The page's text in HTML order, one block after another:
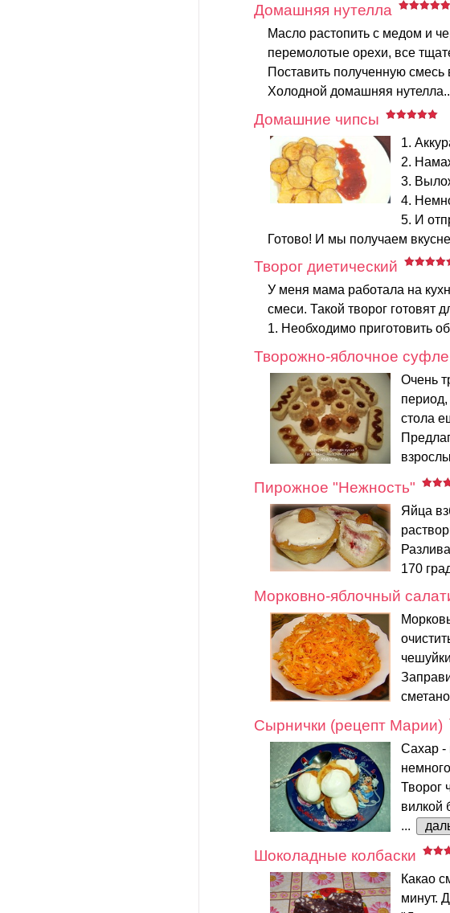
Домашняя нутелла
Масло растопить с медом и
перемолотые орехи, все
Поставить полученную смесь
Холодной домашняя
Домашние чипсы
1.
2.
3.
4.
5. И
Готово! И мы получаем
Творог диетический
У меня мама работала на
смеси. Такой творог готовят
1. Необходимо приготовить
Творожно-яблочное
Очень
стола
Пирожное "Нежность"
Яйца
170
Морковно-яблочный
Сырнички (рецепт Марии)
Сахар -
Творог
вилкой
...
Шоколадные колбаски
Какао
минут.